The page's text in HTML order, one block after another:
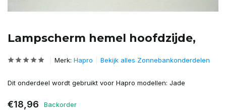
Lampscherm hemel hoofdzijde,
Merk: Hapro Bekijk alles Zonnebankonderdelen
Dit onderdeel wordt gebruikt voor Hapro modellen: Jade
€18,96 Backorder